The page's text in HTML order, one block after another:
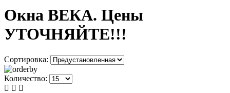
Окна ВЕКА. Цены
УТОЧНЯЙТЕ!!!
Сортировка:
Количество: